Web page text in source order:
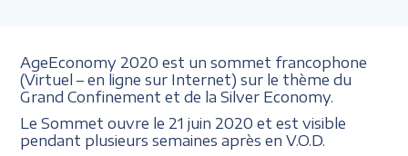
AgeEconomy 2020 est un sommet francophone
(Virtuel – en ligne sur Internet) sur le thème du
Grand Confinement et de la Silver Economy.
Le Sommet ouvre le 21 juin 2020 et est visible
pendant plusieurs semaines après en V.O.D.